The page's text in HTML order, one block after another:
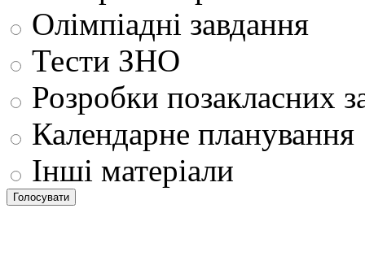
Олімпіадні завдання
Тести ЗНО
Розробки позакласних
Календарне планування
Інші матеріали